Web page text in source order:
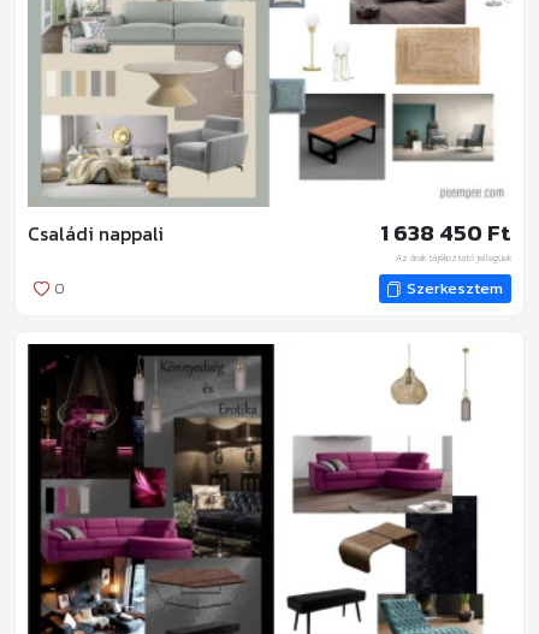
Családi nappali 1 638 450 Ft
Az árak tájékoztató jellegűek
0 Szerkesztem